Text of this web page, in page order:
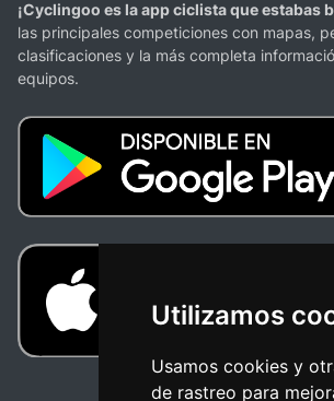
Utilizamos
Usamos cookies y
de rastreo para
¡Cyclingoo es la app ciclista que estabas
las principales competiciones con mapas,
clasificaciones y la más completa
equipos.